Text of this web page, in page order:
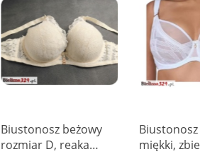
Biustonosz beżowy
rozmiar D, reaka
Biustonosz
miękki,